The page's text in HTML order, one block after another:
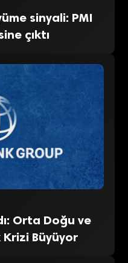
sinyali: PMI
çıktı
Orta Doğu ve
Krizi Büyüyor